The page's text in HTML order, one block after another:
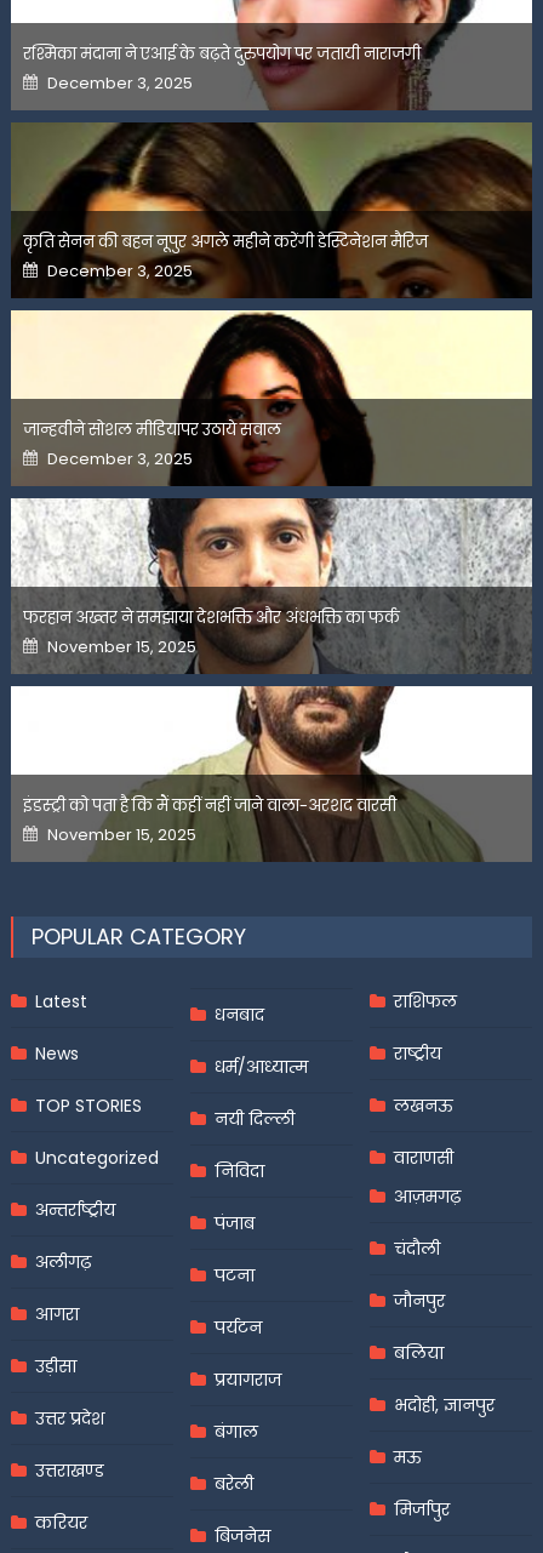
रश्मिका मंदाना ने एआई के बढ़ते दुरुपयोग पर जतायी नाराजगी
Posted
on
December 3, 2025
कृति सेनन की बहन नूपुर अगले महीने करेंगी डेस्टिनेशन मैरिज
Posted
on
December 3, 2025
जान्हवीने सोशल मीडियापर उठाये सवाल
Posted
on
December 3, 2025
फरहान अख्तर ने समझाया देशभक्ति और अंधभक्ति का फर्क
Posted
on
November 15, 2025
इंडस्ट्री को पता है कि मैं कहीं नहीं जाने वाला-अरशद वारसी
Posted
on
November 15, 2025
POPULAR CATEGORY
Latest
News
TOP STORIES
Uncategorized
अन्तर्राष्ट्रीय
अलीगढ़
आगरा
उड़ीसा
उत्तर प्रदेश
उत्तराखण्ड
करियर
धनबाद
धर्म/आध्यात्म
नयी दिल्ली
निविदा
पंजाब
पटना
पर्यटन
प्रयागराज
बंगाल
बरेली
बिजनेस
राशिफल
राष्ट्रीय
लखनऊ
वाराणसी
आज़मगढ़
चंदौली
जौनपुर
बलिया
भदोही, ज्ञानपुर
मऊ
मिर्जापुर